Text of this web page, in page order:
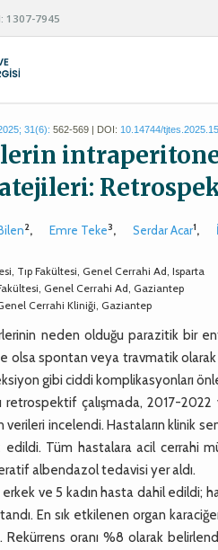
1307-7945
31(6): 562-569 | DOI: 10.14744/
2, Emre Teke3, Serdar Acar1,
Tıp Fakültesi, Genel Cerrahi Ad, Isparta
Genel Cerrahi Ad, Gaziantep
Cerrahi Kliniği, Gaziantep
neden olduğu parazitik bir
olsa spontan veya travmatik
gibi ciddi komplikasyonları
retrospektif çalışmada, 2017-
verileri incelendi. Hastaların klinik
Tüm hastalara acil cerrahi
albendazol tedavisi yer aldı.
erkek ve 5 kadın hasta dahil edildi;
En sık etkilenen organ
Rekürrens oranı %8 olarak